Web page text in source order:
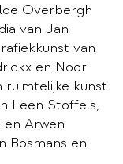
Overbergh
van Jan
van
en Noor
ruimtelijke kunst
Leen Stoffels,
Arwen
Bosmans en